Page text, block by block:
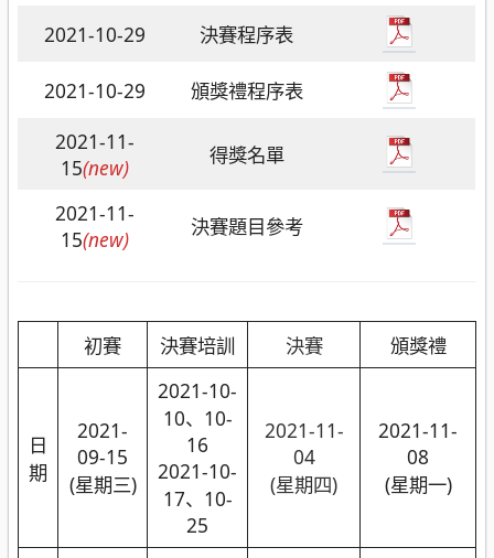
2021-10-29 決賽程序表
2021-10-29
頒獎禮程序表
2021-11-
15(new) 得獎名單
2021-11-
15(new) 決賽題目參考
初賽 決賽培訓 決賽 頒獎禮
日
期
2021-
09-15
(星期三)
2021-10-
10、10-
16
2021-10-
17、10-
25
2021-11-
04
(星期四)
2021-11-
08
(星期一)